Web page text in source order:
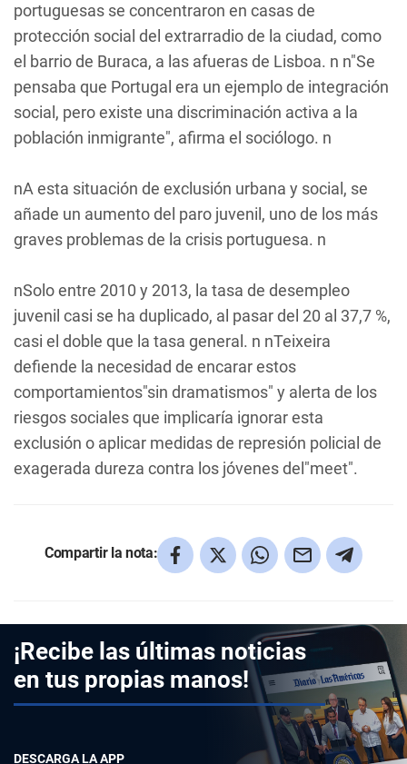
portuguesas se concentraron en casas de
protección social del extrarradio de la ciudad, como
el barrio de Buraca, a las afueras de Lisboa. n n"Se
pensaba que Portugal era un ejemplo de integración
social, pero existe una discriminación activa a la
población inmigrante", afirma el sociólogo. n
nA esta situación de exclusión urbana y social, se
añade un aumento del paro juvenil, uno de los más
graves problemas de la crisis portuguesa. n
nSolo entre 2010 y 2013, la tasa de desempleo
juvenil casi se ha duplicado, al pasar del 20 al 37,7 %,
casi el doble que la tasa general. n nTeixeira
defiende la necesidad de encarar estos
comportamientos"sin dramatismos" y alerta de los
riesgos sociales que implicaría ignorar esta
exclusión o aplicar medidas de represión policial de
exagerada dureza contra los jóvenes del"meet".
Compartir la nota:
¡Recibe las últimas noticias
en tus propias manos!
DESCARGA LA APP